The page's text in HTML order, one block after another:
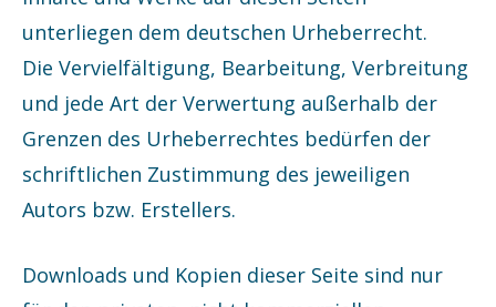
unterliegen dem deutschen Urheberrecht.
Die Vervielfältigung, Bearbeitung, Verbreitung
und jede Art der Verwertung außerhalb der
Grenzen des Urheberrechtes bedürfen der
schriftlichen Zustimmung des jeweiligen
Autors bzw. Erstellers.
Downloads und Kopien dieser Seite sind nur